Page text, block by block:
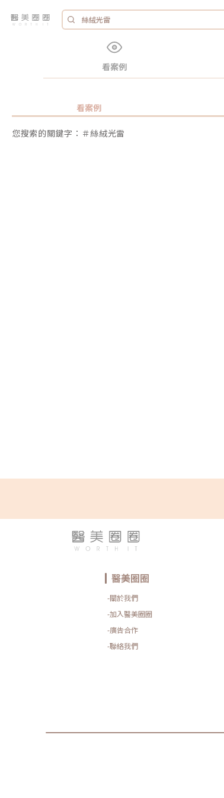
看案例
看案例
您搜索的關鍵字：＃絲絨光雷
醫美圈圈
-關於我們
-加入醫美圈圈
-廣告合作
-聯絡我們